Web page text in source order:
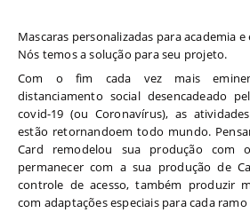
Mascaras personalizadas para academia
Nós temos a solução para seu projeto.
Com o fim cada vez mais
distanciamento social desencadeado
covid-19 (ou Coronavírus), as
estão retornandoem todo mundo.
Card remodelou sua produção
permanecer com a sua produção de
controle de acesso, também produzir
com adaptações especiais para cada